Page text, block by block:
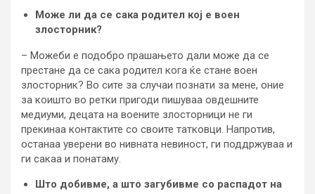
Може ли да се сака родител кој е воен
злосторник?
– Можеби е подобро прашањето дали може да се
престане да се сака родител кога ќе стане воен
злосторник? Во сите за случаи познати за мене, оние
за коишто во ретки пригоди пишуваа овдешните
медиуми, децата на воените злосторници не ги
прекинаа контактите со своите татковци. Напротив,
останаа уверени во нивната невиност, ги поддржуваа и
ги сакаа и понатаму.
Што добивме, а што загубивме со распадот на